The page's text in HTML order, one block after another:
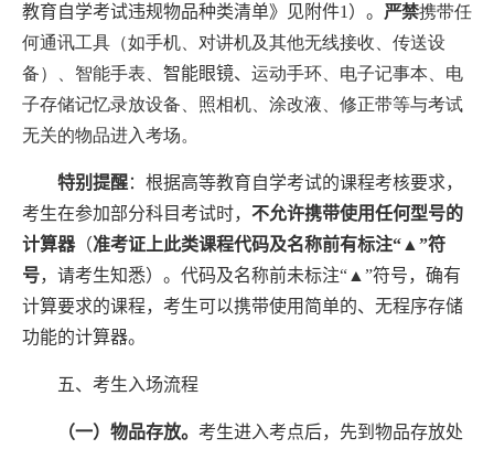
教育自学考试违规物品种类清单》见附件1 ）。 严禁携带任
何通讯工具（如手机、对讲机及其他无线接收、传送设
备）、智能手表、 智能眼镜、 运动手环、电子记事本、电
子存储记忆录放设备、照相机、涂改液、修正带等与考试
无关的物品进入考场。
特别提醒：根据高等教育自学考试的课程考核要求，
考生在参加部分科目考试时， 不允许携带使用任何型号的
计算器（准考证上此类课程代码及名称前有标注“▲”符
号，请考生知悉）。代码及名称前未标注“▲”符号，确有
计算要求的课程，考生可以携带使用简单的、无程序存储
功能的计算器。
五、考生入场流程
（一）物品存放。 考生进入考点后，先到物品存放处